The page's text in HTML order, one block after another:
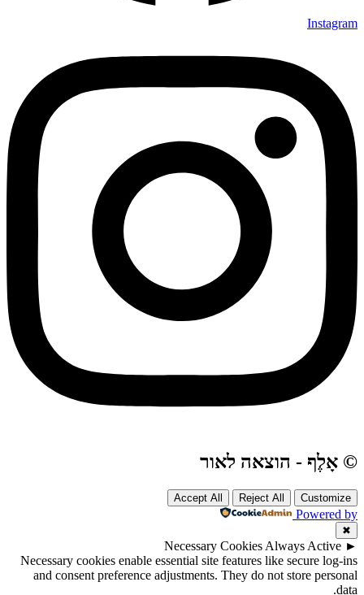
Instagram
© אָלֶף - הוצאה לאור
Customize
Reject All
Accept All
Powered by
✖
►
Necessary Cookies Always Active
Necessary cookies enable essential site features like secure log-ins
and consent preference adjustments. They do not store personal
data.